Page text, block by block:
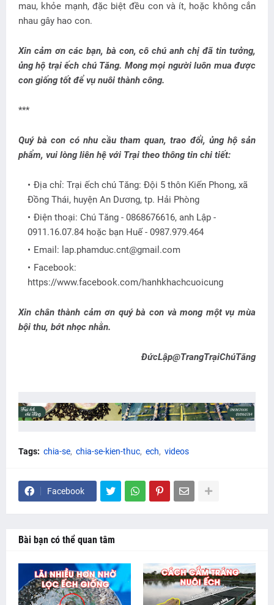
mau, khỏe mạnh, đặc biệt đều con và ít, hoặc không cắn
nhau gây hao con.
Xin cảm ơn các bạn, bà con, cô chú anh chị đã tin tưởng,
ủng hộ trại ếch chú Tăng. Mong mọi người luôn mua được
con giống tốt để vụ nuôi thành công.
***
Quý bà con có nhu cầu tham quan, trao đổi, ủng hộ sản
phẩm, vui lòng liên hệ với Trại theo thông tin chi tiết:
Địa chỉ: Trại ếch chú Tăng: Đội 5 thôn Kiến Phong, xã
Đồng Thái, huyện An Dương, tp. Hải Phòng
Điện thoại: Chú Tăng - 0868676616, anh Lập -
0911.16.07.84 hoặc bạn Huế - 0987.979.464
Email: lap.phamduc.cnt@gmail.com
Facebook:
https://www.facebook.com/hanhkhachcuoicung
Xin chân thành cảm ơn quý bà con và mong một vụ mùa
bội thu, bớt nhọc nhằn.
ĐứcLập@TrangTrạiChúTăng
Tags: chia-se chia-se-kien-thuc ech videos
Facebook
Bài bạn có thể quan tâm